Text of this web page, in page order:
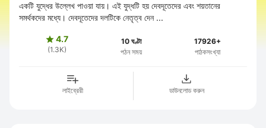
একটি যুদ্ধের উল্লেখ পাওয়া যায়। এই যুদ্ধটি হয় দেবদূতেদের এবং শয়তানের
সমর্থকদের মধ্যে। দেবদূতেদের দলটিকে নেতৃত্ব দেন ...
4.7
(1.3K)
10 ঘণ্টা
পঠন সময়
17926+
পাঠকসংখ্যা
লাইব্রেরী ডাউনলোড করুন